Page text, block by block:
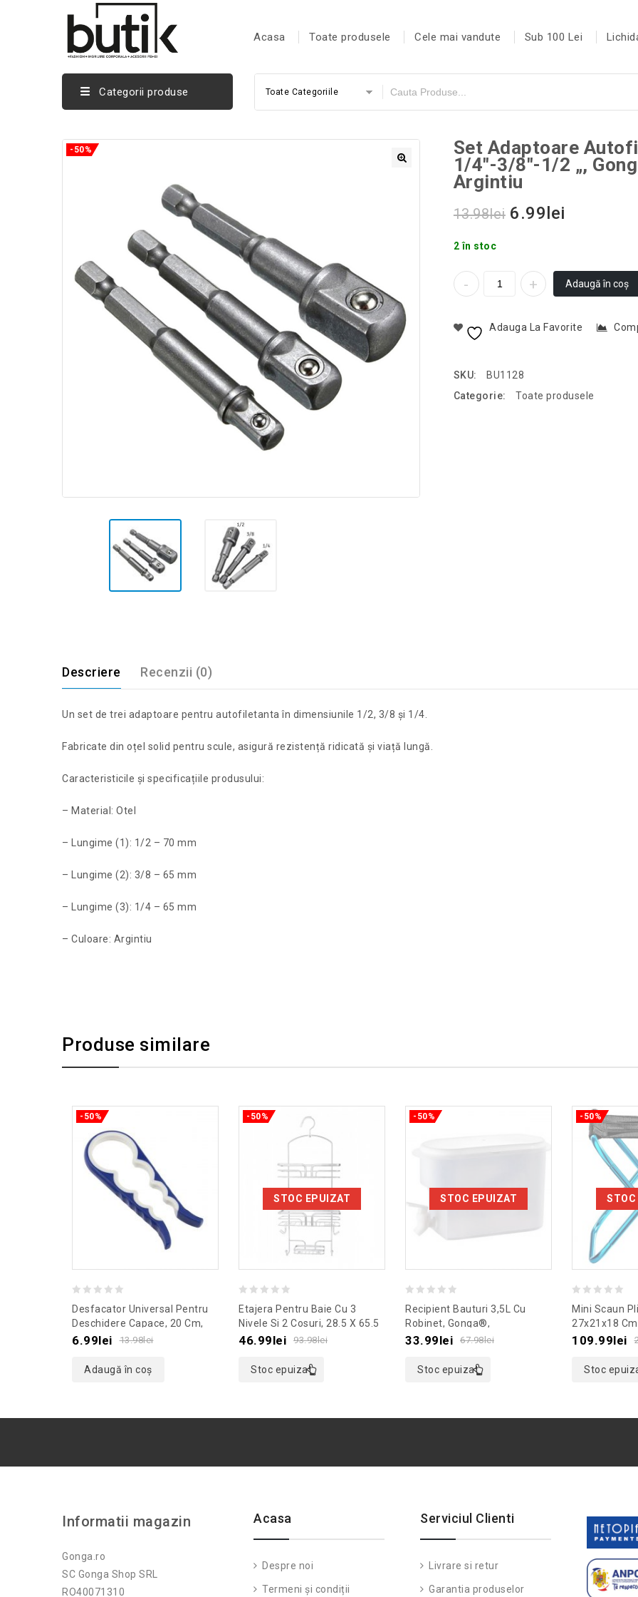
Acasa Toate produsele Cele mai vandute Sub 100 Lei
Categorii produse Toate Categoriile
-50%
Set Adaptoare
1/4″-3/8″-1/2 „,
Argintiu
13.98lei 6.99 lei
2 în stoc
Adaugă în coș
Adauga La Favorite
SKU:
BU1128
Categorie:
Toate produsele
Descriere Recenzii (0)
Un set de trei adaptoare pentru autofiletanta în dimensiunile 1/2, 3/8 și 1/4.
Fabricate din oțel solid pentru scule, asigură rezistență ridicată și viață lungă.
Caracteristicile și specificațiile produsului:
– Material: Otel
– Lungime (1): 1/2 – 70 mm
– Lungime (2): 3/8 – 65 mm
– Lungime (3): 1/4 – 65 mm
– Culoare: Argintiu
Produse similare
-50%
out
of
Desfacator Universal Pentru
Deschidere Capace, 20 Cm,
Gonga®, Culoaremodel
13.98lei
6.99lei
Adaugă în coș
STOC EPUIZAT
-50%
out
of
Etajera Pentru Baie Cu 3
Nivele Si 2 Cosuri, 28.5 X 65.5
X 12 Cm, Culoaremodel
93.98lei
46.99lei
Stoc epuizat
STOC EPUIZAT
-50%
out
of
Recipient Bauturi 3,5L Cu
Robinet, Gonga®,
Culoaremodel Transparent
67.98lei
33.99lei
Stoc epuizat
-50%
out
of
Mini Scaun
27x21x18
109.99lei
Stoc
Informatii magazin
Gonga.ro
SC Gonga Shop SRL
RO40071310
Acasa
Despre noi
Termeni și condiții
Serviciul Clienti
Livrare si retur
Garantia produselor